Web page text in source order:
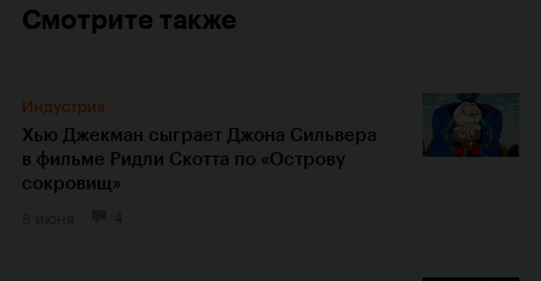
Смотрите также
Индустрия
Хью Джекман сыграет Джона Сильвера
в фильме Ридли Скотта по «Острову
сокровищ»